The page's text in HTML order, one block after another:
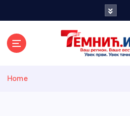
Home